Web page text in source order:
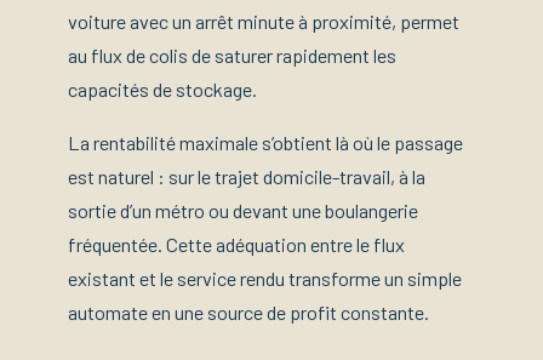
voiture avec un arrêt minute à proximité, permet
au flux de colis de saturer rapidement les
capacités de stockage.
La rentabilité maximale s’obtient là où le passage
est naturel : sur le trajet domicile-travail, à la
sortie d’un métro ou devant une boulangerie
fréquentée. Cette adéquation entre le flux
existant et le service rendu transforme un simple
automate en une source de profit constante.